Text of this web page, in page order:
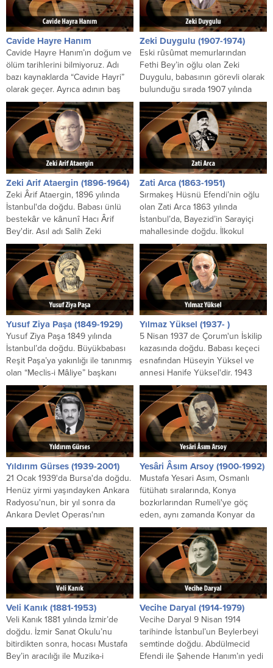
Cavide Hayre Hanım
Cavide Hayre Hanım’ın doğum ve
ölüm tarihlerini bilmiyoruz. Adı
bazı kaynaklarda “Cavide Hayri”
olarak geçer. Ayrıca adının baş
tarafına “Karaosman-zâde”...
Zeki Duygulu (1907-1974)
Eski rûsûmat memurlarından
Fethi Bey’in oğlu olan Zeki
Duygulu, babasının görevli olarak
bulunduğu sırada 1907 yılında
Beyrut’ta doğdu. Fethi Bey’in...
Zeki Arif Ataergin (1896-1964)
Zeki Ârif Ataergin, 1896 yılında
İstanbul'da doğdu. Babası ünlü
bestekâr ve kânunî Hacı Ârif
Bey'dir. Asıl adı Salih Zeki
olduğu...
Zati Arca (1863-1951)
Sırmakeş Hüsnü Efendi’nin oğlu
olan Zati Arca 1863 yılında
İstanbul’da, Bayezid’in Sarayiçi
mahallesinde doğdu. İlkokul
çağında, takriben sekiz on
yaşlarında...
Yusuf Ziya Paşa (1849-1929)
Yusuf Ziya Paşa 1849 yılında
İstanbul’da doğdu. Büyükbabası
Reşit Paşa’ya yakınlığı ile tanınmış
olan “Meclis-i Mâliye” başkanı
Mehmet Şakir Bey’dir....
Yılmaz Yüksel (1937- )
5 Nisan 1937 de Çorum'un İskilip
kazasında doğdu. Babası keçeci
esnafından Hüseyin Yüksel ve
annesi Hanife Yüksel'dir. 1943
yılında babasının...
Yıldırım Gürses (1939-2001)
21 Ocak 1939'da Bursa'da doğdu.
Henüz yirmi yaşındayken Ankara
Radyosu'nun, bir yıl sonra da
Ankara Devlet Operası'nın
sınavlarını kazandı. İktisadi...
Yesâri Âsım Arsoy (1900-1992)
Mustafa Yesari Asım, Osmanlı
fütühatı sıralarında, Konya
bozkırlarından Rumeli'ye göç
eden, aynı zamanda Konyar da
denilen göçmenlerden, Şeyh
Ömer namı...
Veli Kanık (1881-1953)
Veli Kanık 1881 yılında İzmir’de
doğdu. İzmir Sanat Okulu’nu
bitirdikten sonra, hocası Mustafa
Bey’in aracılığı ile Muzika-i
Vecihe Daryal (1914-1979)
Vecihe Daryal 9 Nisan 1914
tarihinde İstanbul’un Beylerbeyi
semtinde doğdu. Abdülmecid
Efendi ile Şahende Hanım’ın yedi